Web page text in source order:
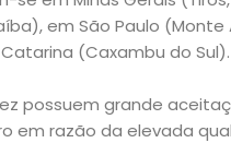
em São Paulo (Monte
(Caxambu do Sul).
possuem grande
em razão da elevada